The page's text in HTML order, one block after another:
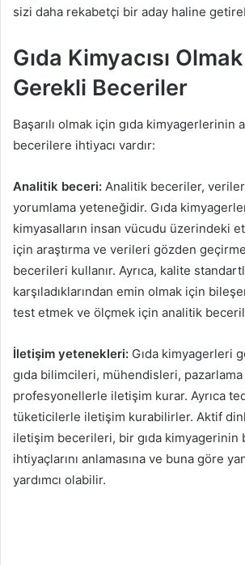
sizi daha rekabetçi bir aday haline
Gıda Kimyacısı
Gerekli Beceriler
Başarılı olmak için gıda kimyagerlerinin
becerilere ihtiyacı vardır:
Analitik beceri: Analitik beceriler,
yorumlama yeteneğidir. Gıda
kimyasalların insan vücudu üzerindeki
için araştırma ve verileri gözden
becerileri kullanır. Ayrıca, kalite
karşıladıklarından emin olmak için
test etmek ve ölçmek için analitik
İletişim yetenekleri: Gıda kimyagerleri
gıda bilimcileri, mühendisleri,
profesyonellerle iletişim kurar. Ayrıca
tüketicilerle iletişim kurabilirler. Aktif
iletişim becerileri, bir gıda kimyagerinin
ihtiyaçlarını anlamasına ve buna göre
yardımcı olabilir.